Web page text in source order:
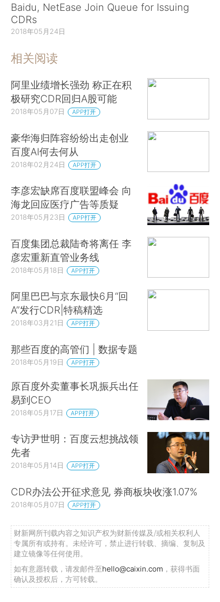
Baidu, NetEase Join Queue for Issuing
CDRs
2018年05月24日
相关阅读
阿里业绩增长强劲 称正在积
极研究CDR回归A股可能
2018年05月07日 APP打开
豪华海归阵容纷纷出走创业
百度AI何去何从
2018年02月24日 APP打开
李彦宏缺席百度联盟峰会 向
海龙回应医疗广告等质疑
2018年05月23日 APP打开
百度集团总裁陆奇将离任 李
彦宏重新直管业务线
2018年05月18日 APP打开
阿里巴巴与京东最快6月“回
A”发行CDR|特稿精选
2018年03月21日 APP打开
那些百度的高管们 | 数据专题
2018年05月19日 APP打开
原百度外卖董事长巩振兵出任
易到CEO
2018年05月17日 APP打开
专访尹世明：百度云想挑战领
先者
2018年05月14日 APP打开
CDR办法公开征求意见 券商板块收涨1.07%
2018年05月07日 APP打开
财新网所刊载内容之知识产权为财新传媒及/或相关权利人
专属所有或持有。未经许可，禁止进行转载、摘编、复制及
建立镜像等任何使用。
如有意愿转载，请发邮件至hello@caixin.com ，获得书面
确认及授权后，方可转载。